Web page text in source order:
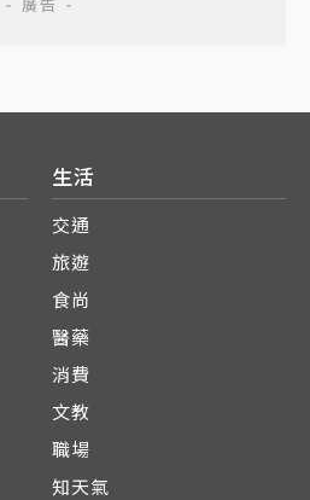
生活
交通
旅遊
食尚
醫藥
消費
文教
職場
知天氣